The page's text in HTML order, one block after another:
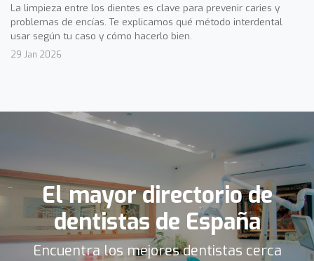
La limpieza entre los dientes es clave para prevenir caries y
problemas de encías. Te explicamos qué método interdental
usar según tu caso y cómo hacerlo bien.
29 Jan 2026
El mayor directorio de
dentistas de España
Encuentra los mejores dentistas cerca